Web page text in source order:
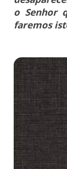
o Senhor
faremos